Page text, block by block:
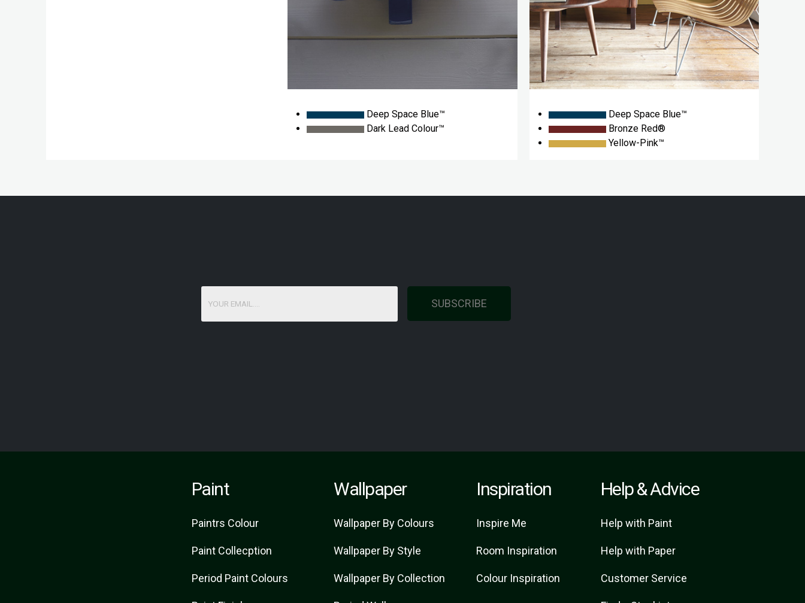
Deep Space Blue™
Dark Lead Colour™
Deep Space Blue™
Bronze Red®
Yellow-Pink™
SUBSCRIBE
Paint
Paintrs Colour
Paint Collecption
Period Paint Colours
Wallpaper
Wallpaper By Colours
Wallpaper By Style
Wallpaper By Collection
Inspiration
Inspire Me
Room Inspiration
Colour Inspiration
Help & Advice
Help with Paint
Help with Paper
Customer Service